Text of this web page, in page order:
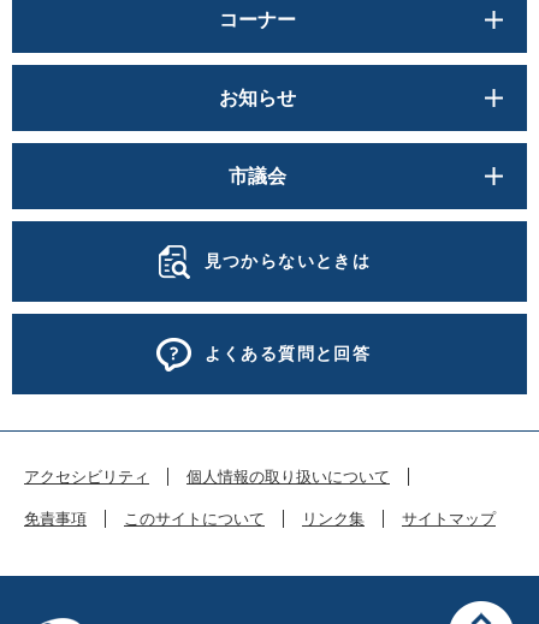
コーナー
お知らせ
市議会
見つからないときは
よくある質問と回答
アクセシビリティ 個人情報の取り扱いについて
免責事項 このサイトについて リンク集 サイトマップ